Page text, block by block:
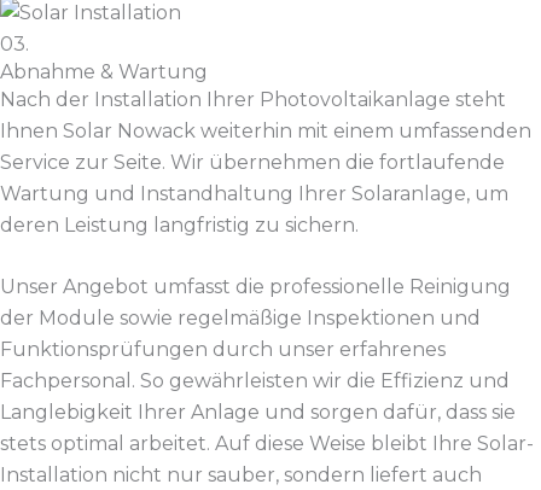
03.
Abnahme & Wartung
Nach der Installation Ihrer Photovoltaikanlage steht
Ihnen Solar Nowack weiterhin mit einem umfassenden
Service zur Seite. Wir übernehmen die fortlaufende
Wartung und Instandhaltung Ihrer Solaranlage, um
deren Leistung langfristig zu sichern.
Unser Angebot umfasst die professionelle Reinigung
der Module sowie regelmäßige Inspektionen und
Funktionsprüfungen durch unser erfahrenes
Fachpersonal. So gewährleisten wir die Effizienz und
Langlebigkeit Ihrer Anlage und sorgen dafür, dass sie
stets optimal arbeitet. Auf diese Weise bleibt Ihre Solar-
Installation nicht nur sauber, sondern liefert auch